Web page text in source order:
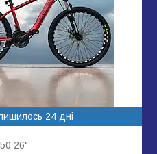
24 дні
26"